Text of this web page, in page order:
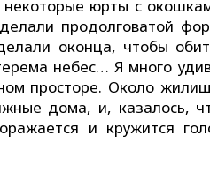
юрты с
продолговатой
оконца, чтобы
небес… Я много
просторе. Около
дома, и, казалось,
и кружится